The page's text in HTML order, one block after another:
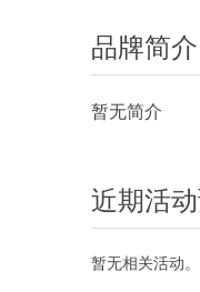
品牌简介
暂无简介
近期活
暂无相关活动。